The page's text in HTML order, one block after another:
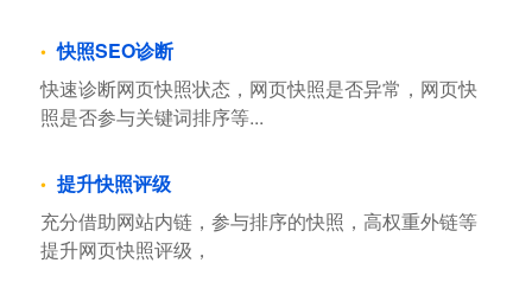
快照SEO诊断
快速诊断网页快照状态，网页快照是否异常，网页快
照是否参与关键词排序等...
提升快照评级
充分借助网站内链，参与排序的快照，高权重外链等
提升网页快照评级，